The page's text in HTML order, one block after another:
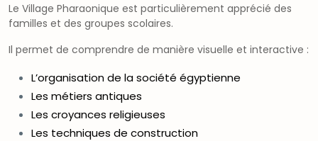
Le Village Pharaonique est particulièrement apprécié des
familles et des groupes scolaires.
Il permet de comprendre de manière visuelle et interactive :
L’organisation de la société égyptienne
Les métiers antiques
Les croyances religieuses
Les techniques de construction